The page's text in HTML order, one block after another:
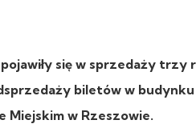
się w sprzedaży
biletów w
Miejskim w Rzeszowie.